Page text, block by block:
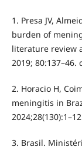
1. Presa JV,
burden of
literature review
2019;
2. Horacio H,
meningitis in
3. Brasil.